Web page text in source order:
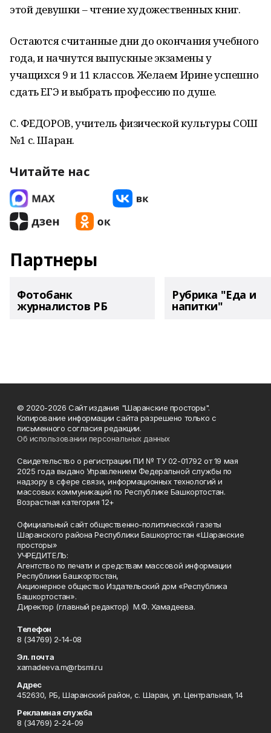
этой девушки – чтение художественных книг.
Остаются считанные дни до окончания учебного
года, и начнутся выпускные экзамены у
учащихся 9 и 11 классов. Желаем Ирине успешно
сдать ЕГЭ и выбрать профессию по душе.
С. ФЕДОРОВ, учитель физической культуры СОШ
№1 с. Шаран.
Читайте нас
Партнеры
Фотобанк
журналистов РБ
Рубрика "Еда и
напитки"
© 2020-2026 Сайт издания "Шаранские просторы".
Копирование информации сайта разрешено только с
письменного согласия редакции.
Об использовании персональных данных
Свидетельство о регистрации ПИ № ТУ 02-01792 от 19 мая
2025 года выдано Управлением Федеральной службы по
надзору в сфере связи, информационных технологий и
массовых коммуникаций по Республике Башкортостан.
Возрастная категория 12+
Официальный сайт общественно-политической газеты
Шаранского района Республики Башкортостан «Шаранские
просторы»
УЧРЕДИТЕЛЬ:
Агентство по печати и средствам массовой информации
Республики Башкортостан,
Акционерное общество Издательский дом «Республика
Башкортостан».
Директор (главный редактор) М.Ф. Хамадеева.
Телефон
8 (34769) 2-14-08
Эл. почта
xamadeeva.m@rbsmi.ru
Адрес
452630, РБ, Шаранский район, с. Шаран, ул. Центральная, 14
Рекламная служба
8 (34769) 2-24-09